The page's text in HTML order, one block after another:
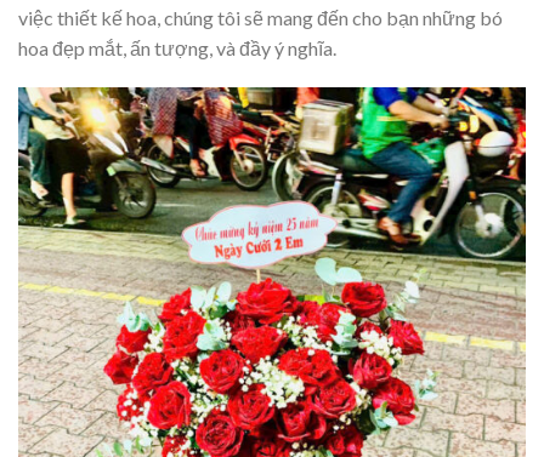
việc thiết kế hoa, chúng tôi sẽ mang đến cho bạn những bó
hoa đẹp mắt, ấn tượng, và đầy ý nghĩa.